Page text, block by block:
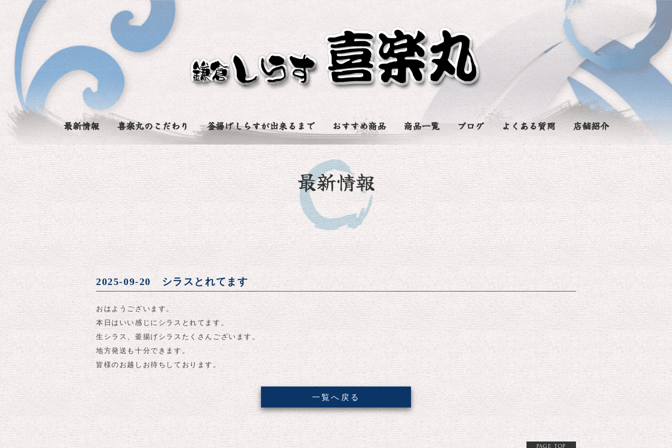
最新情報 喜楽丸のこだわり 釜揚げしらすが出来るまで おすすめ商品 商品一覧 ブログ よくある質問 店舗紹介
最新情報
2025-09-20 シラスとれてます
おはようございます。
本日はいい感じにシラスとれてます。
生シラス、釜揚げシラスたくさんございます。
地方発送も十分できます。
皆様のお越しお待ちしております。
一覧へ戻る
PAGE TOP